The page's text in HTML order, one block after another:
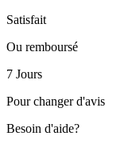
Satisfait
Ou remboursé
7 Jours
Pour changer d'avis
Besoin d'aide?